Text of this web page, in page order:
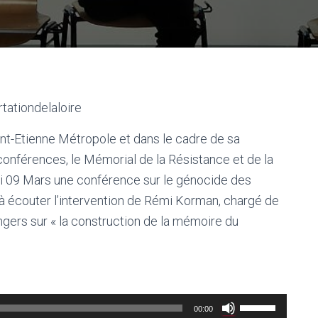
Etienne Métropole et dans le cadre de sa
le Mémorial de la Résistance et de la
Mars une conférence sur le génocide des
écouter l’intervention de Rémi Korman, chargé de
sur « la construction de la mémoire du
00:00
Utilisez